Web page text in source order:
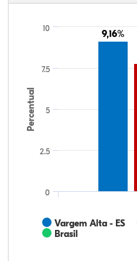
Percentual
9,16%
9,16%
Vargem Alta - ES
Brasil
0
2.5
5
7.5
10